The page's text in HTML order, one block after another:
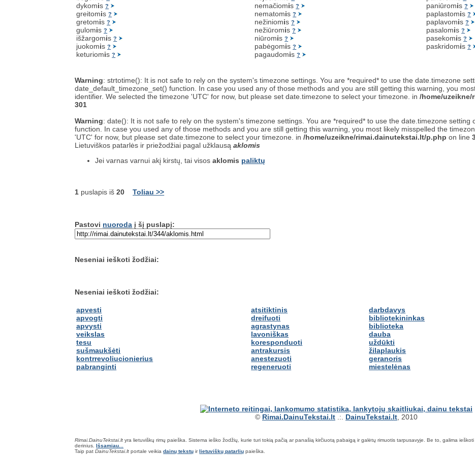
dykomis?
greitomis?
gretomis?
gulomis?
išžargomis?
juokomis?
keturiomis?
nemačiomis?
nematomis?
nežiniomis?
nežiūromis?
niūromis?
pabėgomis?
pagaudomis?
paniūromis?
paplastomis?
paplavomis?
pasalomis?
pasekomis?
paskridomis?
Warning: strtotime(): It is not safe to rely on the system's timezone settings. You are *required* to use the date.timezone
date_default_timezone_set() function. In case you used any of those methods and you are still getting this warning, you
identifier. We selected the timezone 'UTC' for now, but please set date.timezone to select your timezone. in/home/
301
Warning: date(): It is not safe to rely on the system's timezone settings. You are *required* to use the date.timezone setting
function. In case you used any of those methods and you are still getting this warning, you most likely misspelled the
'UTC' for now, but please set date.timezone to select your timezone. in/home/uzeikne/rimai.dainutekstai.lt/p.php on line
Lietuviškos patarlės ir priežodžiai pagal užklausąaklomis
Jei varnas varnui akį kirstų, tai visosaklomis paliktų
1 puslapis iš20 Toliau >>
Pastovi nuoroda į šį puslapį:
Neseniai ieškoti žodžiai:
Neseniai ieškoti žodžiai:
apvesti
apvogti
apvysti
veikslas
tesu
sušmaukšėti
kontrrevoliucionierius
pabranginti
atsitiktinis
dreifuoti
agrastynas
lavoniškas
koresponduoti
antrakursis
anestezuoti
regeneruoti
darbdavys
bibliotekininkas
biblioteka
dauba
uždūkti
žilaplaukis
geranoris
miestelėnas
© Rimai.DainuTekstai.lt .:. DainuTekstai.lt , 2010
Rimai.DainuTekstai.lt yra lietuviškų rimų paieška. Sistema ieško žodžių, kurie turi tokią pačią ar panašią kirčiuotą pabaigą ir galėtų rimuotis tarpusavyje. Be to, galima
derinius.Išsamiau...
Taip patDainuTekstai.lt portale veikiadainų tekstų irlietuviškų patarlių paieška.